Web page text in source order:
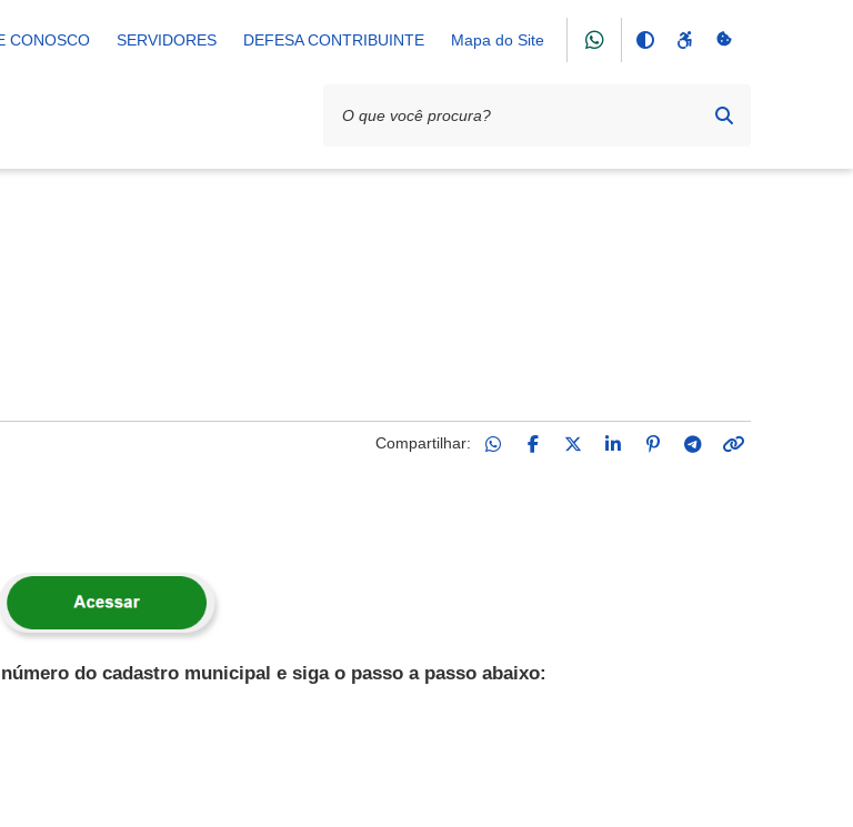
CONOSCO SERVIDORES DEFESA CONTRIBUINTE Mapa do Site
Compartilhar:
do cadastro municipal e siga o passo a passo abaixo: